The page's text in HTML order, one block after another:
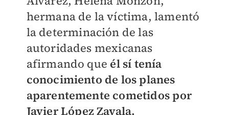
hermana de la víctima, lamentó
la determinación de las
autoridades mexicanas
afirmando que él sí tenía
conocimiento de los planes
aparentemente cometidos por
Javier López Zavala.